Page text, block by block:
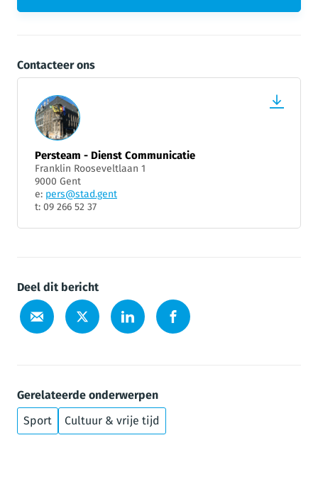
Contacteer ons
Persteam - Dienst Communicatie
Franklin Rooseveltlaan 1
9000 Gent
e: pers@stad.gent
t: 09 266 52 37
Deel dit bericht
Gerelateerde onderwerpen
Sport
Cultuur & vrije tijd